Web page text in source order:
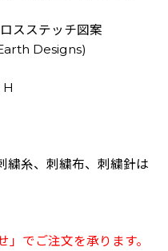
スステッチ図案
Designs)
H
繍糸、刺繍布、刺繍針は
でご注文を承ります。